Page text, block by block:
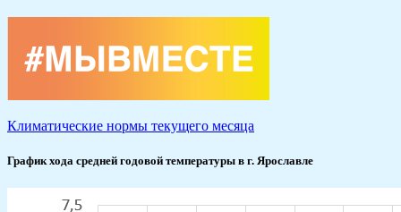
Климатические нормы текущего месяца
График хода средней годовой температуры в г. Ярославле